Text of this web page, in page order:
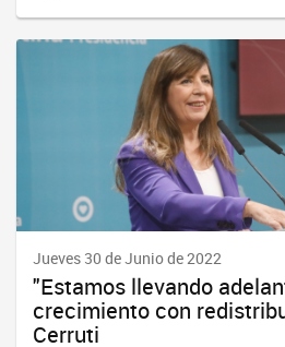
Jueves 30 de Junio de 2022
"Estamos llevando
crecimiento con
Cerruti